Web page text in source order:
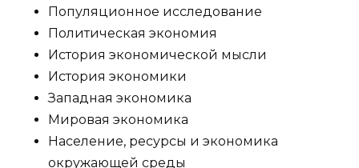
Популяционное исследование
Политическая экономия
История экономической мысли
История экономики
Западная экономика
Мировая экономика
Население, ресурсы и экономика
окружающей среды